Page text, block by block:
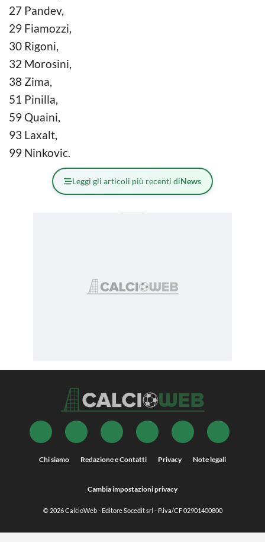
27 Pandev,
29 Fiamozzi,
30 Rigoni,
32 Morosini,
38 Zima,
51 Pinilla,
59 Quaini,
93 Laxalt,
99 Ninkovic.
Leggi gli articoli più recenti diNews
Chi siamo Redazione e Contatti Privacy Note legali
Cambia impostazioni privacy
© 2026CalcioWeb- Editore Socedit srl - P.iva/CF 02901400800